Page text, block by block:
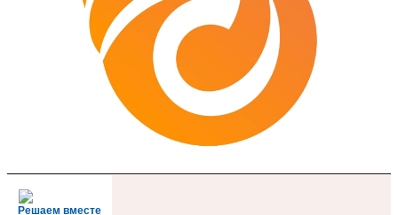
Решаем вместе